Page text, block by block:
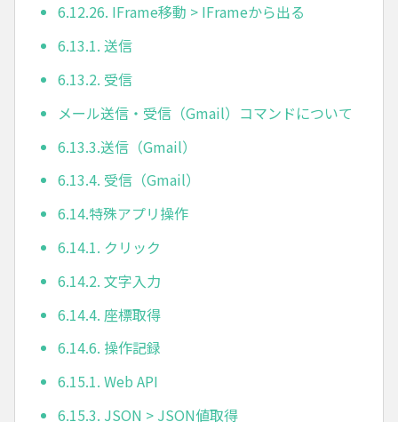
6.12.26. IFrame移動 > IFrameから出る
6.13.1. 送信
6.13.2. 受信
メール送信・受信（Gmail）コマンドについて
6.13.3.送信（Gmail）
6.13.4. 受信（Gmail）
6.14.特殊アプリ操作
6.14.1. クリック
6.14.2. 文字入力
6.14.4. 座標取得
6.14.6. 操作記録
6.15.1. Web API
6.15.3. JSON > JSON値取得